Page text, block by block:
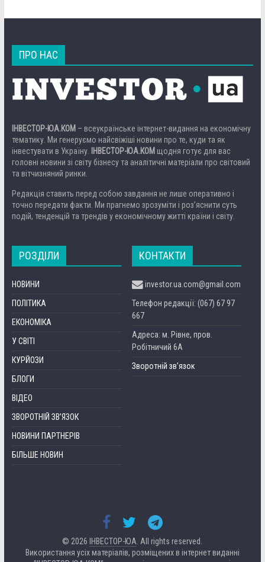
ПРО НАС
ІНВЕСТОР-ЮА.КОМ – всеукраїнське інтернет-видання на економічну
тематику. Ми генеруємо найсвіжіші новини про те, куди та як
інвестувати в Україну.
ІНВЕСТОР-ЮА.КОМ щодня готує для вас
головні новини зі світу бізнесу та аналітичні матеріали про світовий
та вітчизняний ринки.
Редакція ставить перед собою завдання не лише оперативно і
точно передати факти. Ми прагнемо зрозуміти і роз’яснити суть
подій, тенденцій та трендів у економічному житті країни і світу.
РОЗДІЛИ
НОВИНИ
ПОЛІТИКА
ЕКОНОМІКА
У СВІТІ
КУРЙОЗИ
БЛОГИ
ВІДЕО
ЗВОРОТНІЙ ЗВ’ЯЗОК
НОВИНИ ПАРТНЕРІВ
БІЛЬШЕ НОВИН
КОНТАКТИ
investor.ua.com@gmail.com
Телефон редакції: (067) 67 97
667
Адреса: м. Рівне, пров.
Робітничий 6А
Зворотній зв’язок
© 2026 ІНВЕСТОР-ЮА . All rights reserved.
Використання усіх матеріалів, розміщених в інтернет виданні